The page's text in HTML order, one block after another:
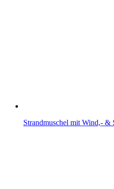
Strandmuschel mit Wind,- &